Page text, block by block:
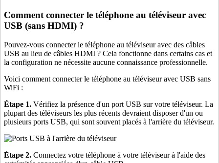
Comment connecter le téléphone au téléviseur avec
USB (sans HDMI) ?
Pouvez-vous connecter le téléphone au téléviseur avec des câbles
USB au lieu de câbles HDMI ? Cela fonctionne dans certains cas et
la configuration ne nécessite aucune connaissance professionnelle.
Voici comment connecter le téléphone au téléviseur avec USB sans
WiFi :
Étape 1. Vérifiez la présence d'un port USB sur votre téléviseur. La
plupart des téléviseurs les plus récents devraient disposer d'un ou
plusieurs ports USB, qui sont souvent placés à l'arrière du téléviseur.
Étape 2. Connectez votre téléphone à votre téléviseur à l'aide des